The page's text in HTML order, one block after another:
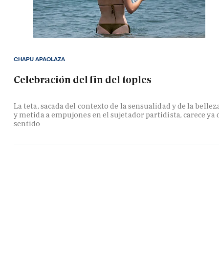
Celebración del fin del toples
La teta, sacada del contexto de la sensualidad y de la
y metida a empujones en el sujetador partidista, carece ya
sentido
CHAPU APAOLAZA